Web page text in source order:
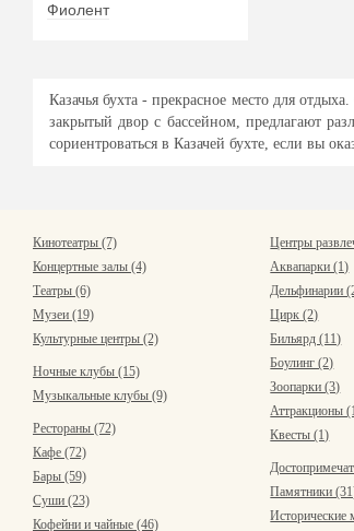
Фиолент
Казачья бухта - прекрасное место для
закрытый двор с бассейном, предлагают
сориентроваться в Казачей бухте, если вы
Кинотеатры (7)
Концертные залы (4)
Театры (6)
Музеи (19)
Культурные центры (2)
Ночные клубы (15)
Музыкальные клубы (9)
Рестораны (72)
Кафе (72)
Бары (59)
Суши (23)
Кофейни и чайные (46)
Центры
Аквапарки (1)
Дельфинарии
Цирк (2)
Бильярд (11)
Боулинг (2)
Зоопарки (3)
Аттракционы
Квесты (1)
Памятники
Исторические